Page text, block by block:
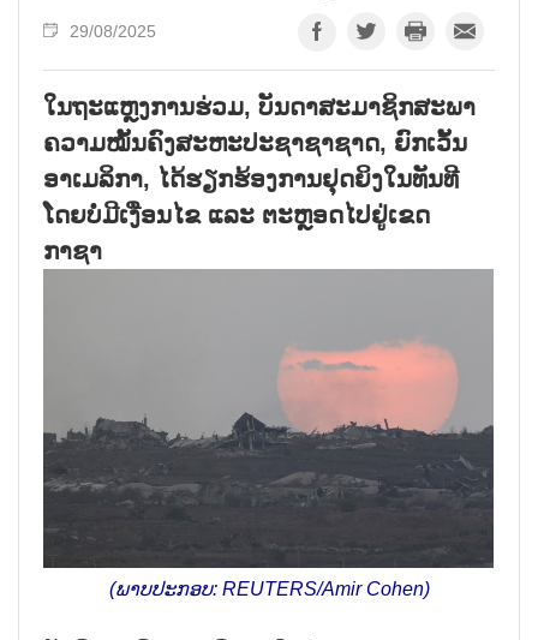
29/08/2025
ໃນຖະແຫຼງການຮ່ວມ, ບັນດາສະມາຊິກສະພາ
ຄວາມໝັ້ນຄົງສະຫະປະຊາຊາຊາດ, ຍົກເວັ້ນ
ອາເມລິກາ, ໄດ້ຮຽກຮ້ອງການຢຸດຍິງໃນທັນທີ
ໂດຍບໍ່ມີເງື່ອນໄຂ ແລະ ຕະຫຼອດໄປຢູ່ເຂດ
ກາຊາ
(ພາບປະກອບ: REUTERS/Amir Cohen)